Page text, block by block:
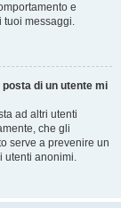
e
tuoi messaggi.
di un utente mi
ad altri utenti
che gli
serve a prevenire un
utenti anonimi.